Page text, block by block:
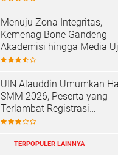
Menuju Zona Integritas,
Kemenag Bone Gandeng
Akademisi hingga Media
Standar Pelayanan
UIN Alauddin Umumkan
SMM 2026, Peserta yang
Terlambat Registrasi
Dianggap Mundur
TERPOPULER LAINNYA